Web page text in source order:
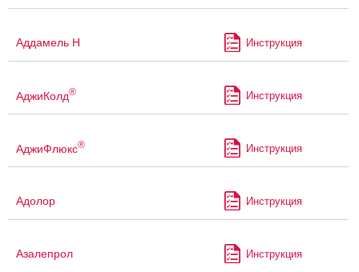
Аддамель Н Инструкция
АджиКолд® Инструкция
АджиФлюкс® Инструкция
Адолор Инструкция
Азалепрол Инструкция